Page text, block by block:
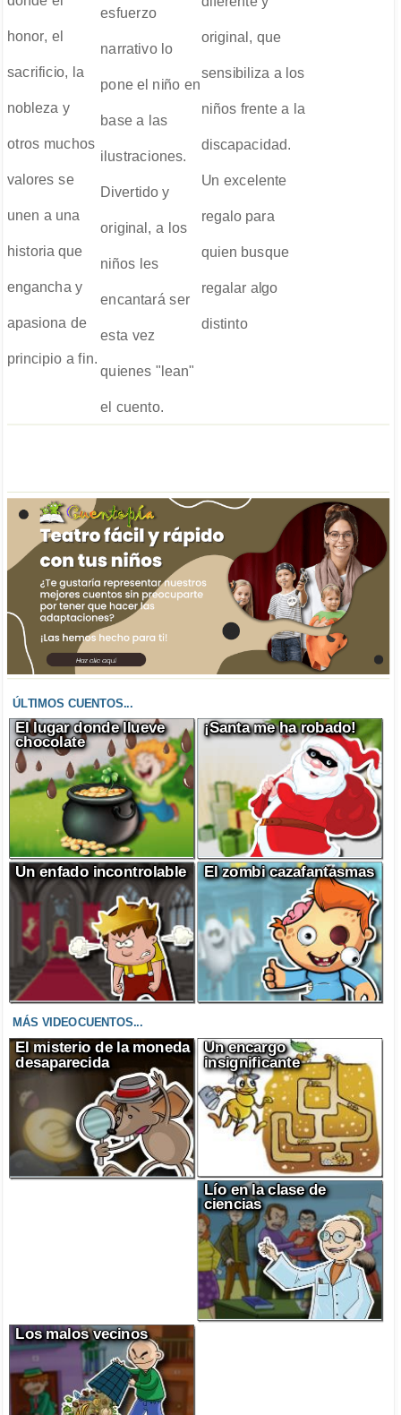
honor, el
sacrificio, la
nobleza y
otros muchos
valores se
unen a una
historia que
engancha y
apasiona de
principio a fin.
esfuerzo
narrativo lo
pone el niño en
base a las
ilustraciones.
Divertido y
original, a los
niños les
encantará ser
esta vez
quienes "lean"
el cuento.
original, que
sensibiliza a los
niños frente a la
discapacidad.
Un excelente
regalo para
quien busque
regalar algo
distinto
ÚLTIMOS CUENTOS...
El lugar donde llueve
chocolate
¡Santa me ha robado!
Un enfado incontrolable El zombi cazafantasmas
MÁS VIDEOCUENTOS...
El misterio de la moneda
desaparecida
Un encargo
insignificante
Lío en la clase de
ciencias
Los malos vecinos